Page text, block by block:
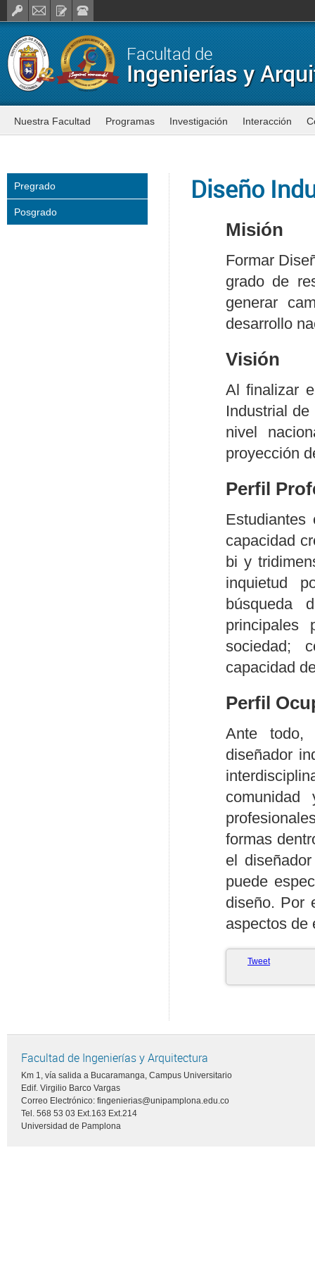
Facultad de
Ingenierías y
Nuestra Facultad Programas Investigación Interacción
Pregrado
Posgrado
Diseño
Misión
Formar
grado de
generar
desarrollo
Visión
Al finalizar
Industrial
nivel
proyección
Perfil
capacidad
bi y
inquietud
búsqueda
principales
sociedad;
capacidad
Perfil
Ante todo,
diseñador
formas
el
puede
diseño. Por
aspectos de
Tweet
Facultad de Ingenierías y Arquitectura
Km 1, vía salida a Bucaramanga, Campus Universitario
Edif. Virgilio Barco Vargas
Correo Electrónico: fingenierias@unipamplona.edu.co
Tel. 568 53 03 Ext.163 Ext.214
Universidad de Pamplona